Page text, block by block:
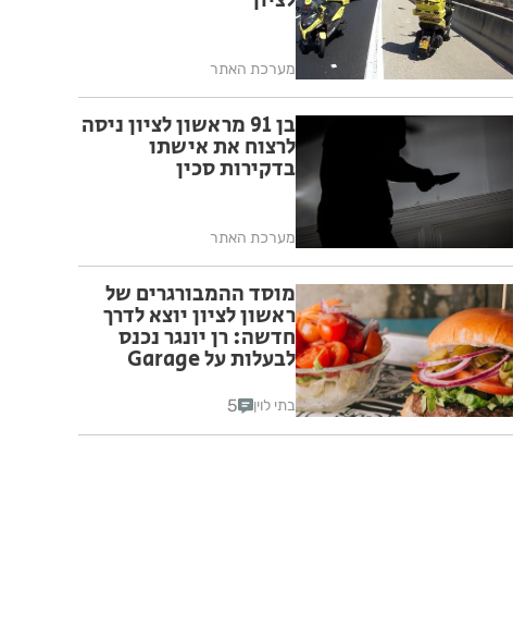
מערכת האתר
בן 91 מראשון לציון ניסה
לרצוח את אישתו
בדקירות סכין
מערכת האתר
מוסד ההמבורגרים של
ראשון לציון יוצא לדרך
חדשה: רן יונגר נכנס
לבעלות על Garage
בתי לוין 5